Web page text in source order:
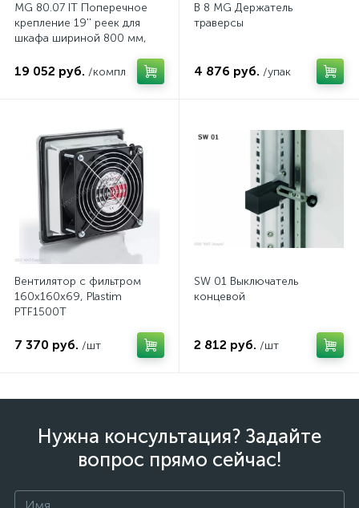
MG 80.07 IT Поперечное
крепление 19'' реек для
шкафа шириной 800 мм,
19 052 руб. /компл
B 8 MG Держатель
траверсы
4 876 руб. /упак
Вентилятор с фильтром
160x160x69, Plastim
PTF1500T
7 370 руб. /шт
SW 01 Выключатель
концевой
2 812 руб. /шт
Нужна консультация? Задайте
вопрос прямо сейчас!